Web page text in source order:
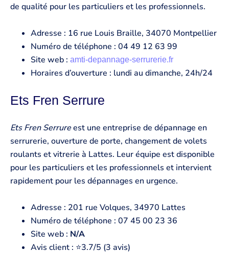
de qualité pour les particuliers et les professionnels.
Adresse : 16 rue Louis Braille, 34070 Montpellier
Numéro de téléphone : 04 49 12 63 99
Site web : amti-depannage-serrurerie.fr
Horaires d’ouverture : lundi au dimanche, 24h/24
Ets Fren Serrure
Ets Fren Serrureest une entreprise de dépannage en
serrurerie, ouverture de porte, changement de volets
roulants et vitrerie à Lattes. Leur équipe est disponible
pour les particuliers et les professionnels et intervient
rapidement pour les dépannages en urgence.
Adresse : 201 rue Volques, 34970 Lattes
Numéro de téléphone : 07 45 00 23 36
Site web : N/A
Avis client : ⭐3.7/5 (3 avis)